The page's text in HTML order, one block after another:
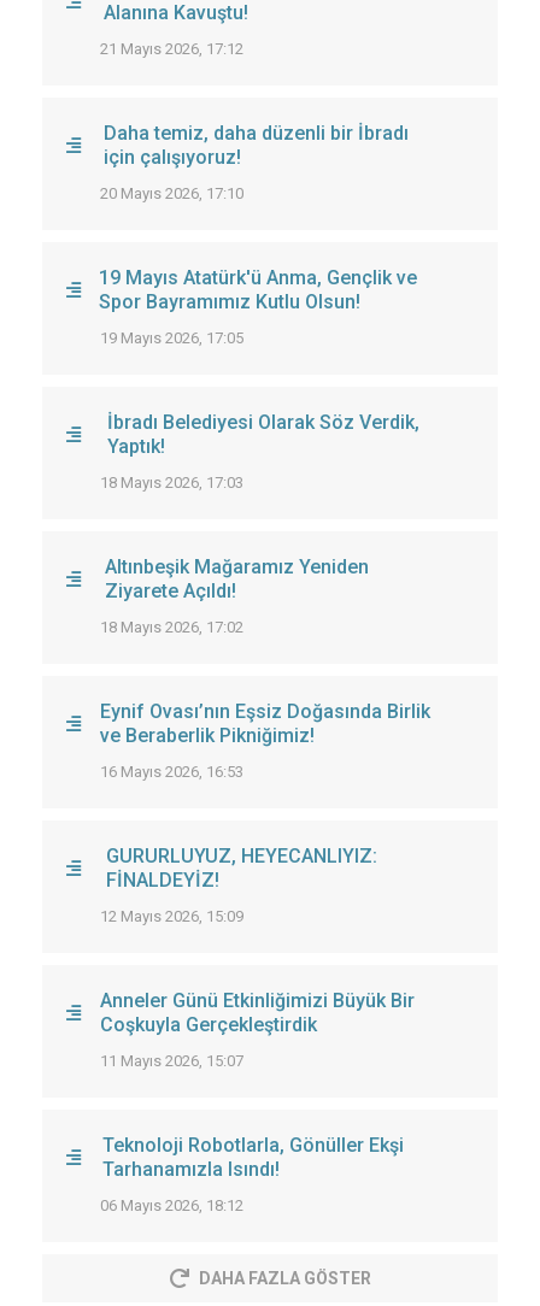
Alanına Kavuştu!
21 Mayıs 2026, 17:12
Daha temiz, daha düzenli bir İbradı
için çalışıyoruz!
20 Mayıs 2026, 17:10
19 Mayıs Atatürk'ü Anma, Gençlik ve
Spor Bayramımız Kutlu Olsun!
19 Mayıs 2026, 17:05
İbradı Belediyesi Olarak Söz Verdik,
Yaptık!
18 Mayıs 2026, 17:03
Altınbeşik Mağaramız Yeniden
Ziyarete Açıldı!
18 Mayıs 2026, 17:02
Eynif Ovası’nın Eşsiz Doğasında Birlik
ve Beraberlik Pikniğimiz!
16 Mayıs 2026, 16:53
GURURLUYUZ, HEYECANLIYIZ:
FİNALDEYİZ!
12 Mayıs 2026, 15:09
Anneler Günü Etkinliğimizi Büyük Bir
Coşkuyla Gerçekleştirdik
11 Mayıs 2026, 15:07
Teknoloji Robotlarla, Gönüller Ekşi
Tarhanamızla Isındı!
06 Mayıs 2026, 18:12
DAHA FAZLA GÖSTER